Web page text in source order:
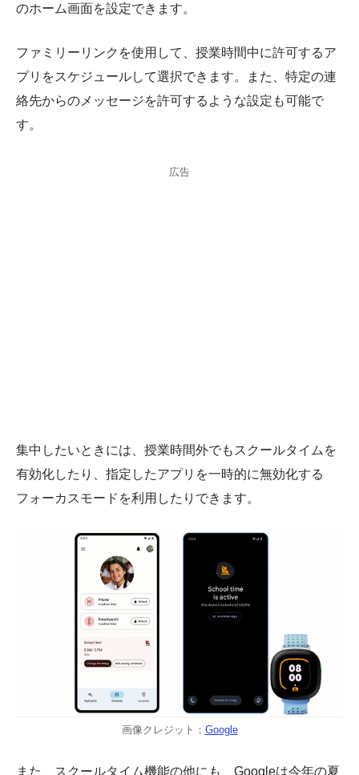
のホーム画面を設定できます。
ファミリーリンクを使用して、授業時間中に許可するア
プリをスケジュールして選択できます。また、特定の連
絡先からのメッセージを許可するような設定も可能で
す。
広告
集中したいときには、授業時間外でもスクールタイムを
有効化したり、指定したアプリを一時的に無効化する
フォーカスモードを利用したりできます。
画像クレジット： Google
また、スクールタイム機能の他にも、Googleは今年の夏